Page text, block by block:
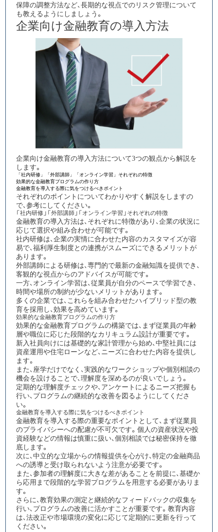
保障の調整方法など、長期的な視点でのリスク管理について
も教えるようにしましょう。
企業向け金融教育の導入方法
企業向け金融教育の導入方法について3つの観点から解説を
します。
「社内研修」「外部講師」「オンライン学習」それぞれの特徴
効果的な金融教育プログラムの作り方
金融教育を導入する際に気をつけるべきポイント
それぞれのポイントについてわかりやすく解説をしますの
で、参考にしてください。
「社内研修」「外部講師」「オンライン学習」それぞれの特徴
金融教育の導入方法は、それぞれに特徴があり、企業の状況に
応じて選択や組み合わせが可能です。
社内研修は、企業の実情に合わせた内容のカスタマイズが容
易で、福利厚生制度との連携がスムーズにできるメリットが
あります。
外部講師による研修は、専門的で最新の金融知識を提供でき、
客観的な視点からのアドバイスが可能です。
一方、オンライン学習は、従業員が自分のペースで学習でき、
時間や場所の制約が少ないメリットがあります。
多くの企業では、これらを組み合わせたハイブリッド型の教
育を採用し、効果を高めています。​​​​​​​​​​​​​​​​
効果的な金融教育プログラムの作り方
効果的な金融教育プログラムの構築では、まず従業員の年齢
層や職位に応じた段階的なカリキュラム設計が重要です。
新入社員向けには基礎的な家計管理から始め、中堅社員には
資産運用や住宅ローンなど、ニーズに合わせた内容を提供し
ます。
また、座学だけでなく、実践的なワークショップや個別相談の
機会を設けることで、理解度を深めるのが良いでしょう。
定期的な理解度チェックや、アンケートによるニーズ把握も
行い、プログラムの継続的な改善を図るようにしてくださ
い。
金融教育を導入する際に気をつけるべきポイント
金融教育を導入する際の重要なポイントとして、まず従業員
のプライバシーへの配慮が不可欠 です。個人の資産状況や投
資経験などの情報は慎重に扱い、個別相談では秘密保持を徹
底します。
次に、中立的な立場からの情報提供を心がけ、特定の金融商品
への誘導と受け取られないよう注意が必要です。
また、参加者の理解度に大きな差があることを前提に、基礎か
ら応用まで段階的な学習プログラムを用意する必要がありま
す。
さらに、教育効果の測定と継続的なフィードバックの収集を
行い、プログラムの改善に活かすことが重要です。教育内容
は、法改正や市場環境の変化に応じて定期的に更新を行って
ください。​​​​​​​​​​​​​​​​